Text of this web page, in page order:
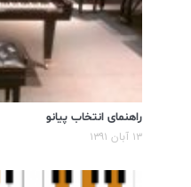
راهنمای انتخاب پیانو
۱۳ آبان ۱۳۹۱